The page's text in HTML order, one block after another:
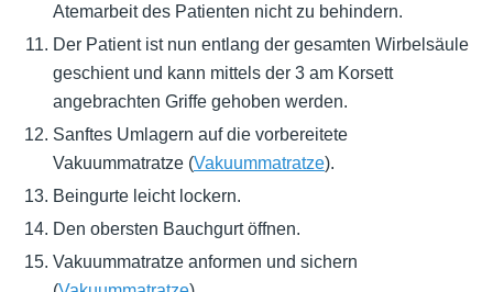
Atemarbeit des Patienten nicht zu behindern.
Der Patient ist nun entlang der gesamten Wirbelsäule
geschient und kann mittels der 3 am Korsett
angebrachten Griffe gehoben werden.
Sanftes Umlagern auf die vorbereitete
Vakuummatratze (Vakuummatratze).
Beingurte leicht lockern.
Den obersten Bauchgurt öffnen.
Vakuummatratze anformen und sichern